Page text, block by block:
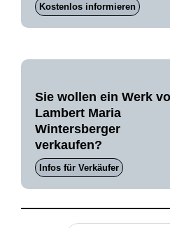
Kostenlos informieren
Sie wollen ein Werk
Lambert Maria
Wintersberger
verkaufen?
Infos für Verkäufer